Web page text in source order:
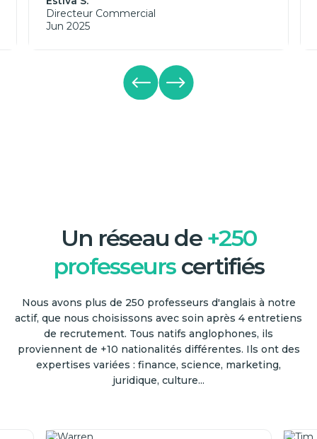
Directeur Commercial
Jun 2025
Un réseau de +250
professeurscertifiés
Nous avons plus de 250 professeurs d'anglais à notre
actif, que nous choisissons avec soin après 4 entretiens
de recrutement. Tous natifs anglophones, ils
proviennent de +10 nationalités différentes. Ils ont des
expertises variées : finance, science, marketing,
juridique, culture...